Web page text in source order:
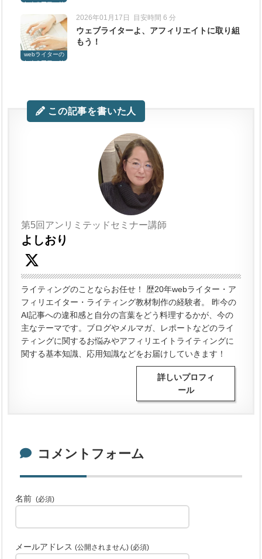
ためのアフィリ
webライターの
ためのアフィリ
2026年01月17日 目安時間 6 分
ウェブライターよ、アフィリエイトに取り組
もう！
この記事を書いた人
第5回アンリミテッドセミナー講師
よしおり
ライティングのことならお任せ！ 歴20年webライター・ア
フィリエイター・ライティング教材制作の経験者。 昨今の
AI記事への違和感と自分の言葉をどう料理するかが、今の
主なテーマです。ブログやメルマガ、レポートなどのライ
ティングに関するお悩みやアフィリエイトライティングに
関する基本知識、応用知識などをお届けしていきます！
詳しいプロフィ
ール
コメントフォーム
名前 (必須)
メールアドレス(公開されません) (必須)